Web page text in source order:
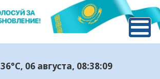
36°C, 06 августа, 08:38:10